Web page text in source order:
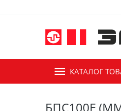
КАТАЛОГ
БПС100Е